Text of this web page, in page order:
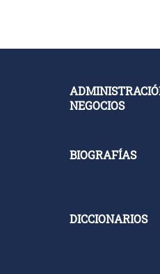
NEGOCIOS
BIOGRAFÍAS
DICCIONARIOS